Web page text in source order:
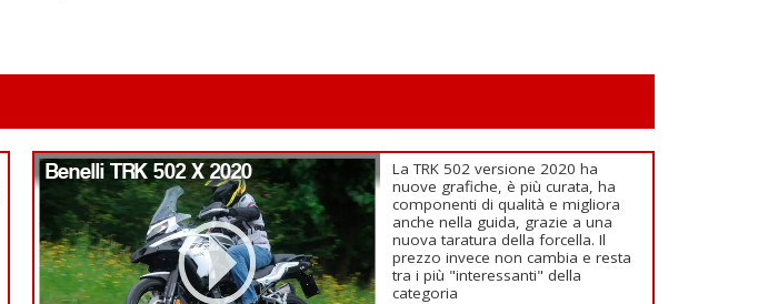
Benelli TRK 502 X 2020
La TRK 502 versione 2020 ha
nuove grafiche, è più curata, ha
componenti di qualità e migliora
anche nella guida, grazie a una
nuova taratura della forcella. Il
prezzo invece non cambia e resta
tra i più "interessanti" della
categoria